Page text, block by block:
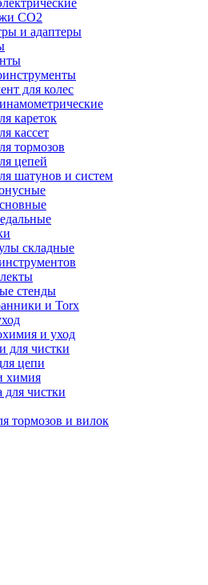
CO2
и адаптеры
для колес
кареток
кассет
тормозов
цепей
шатунов и систем
складные
стенды
и Torx
и уход
для чистки
цепи
химия
для чистки
тормозов и вилок